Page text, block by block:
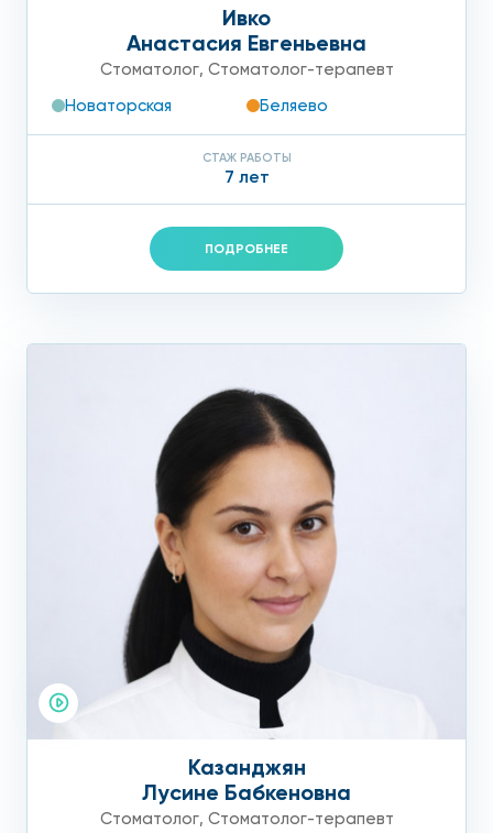
Ивко
Анастасия Евгеньевна
Стоматолог, Стоматолог-терапевт
Новаторская
Беляево
СТАЖ РАБОТЫ
7 лет
ПОДРОБНЕЕ
Казанджян
Лусине Бабкеновна
Стоматолог, Стоматолог-терапевт